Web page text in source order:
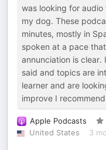
was looking for
my dog. These
minutes, mostly in
spoken at a pace
annunciation is
said and topics are
learner and are
improve I
Apple Podcasts
United States
3